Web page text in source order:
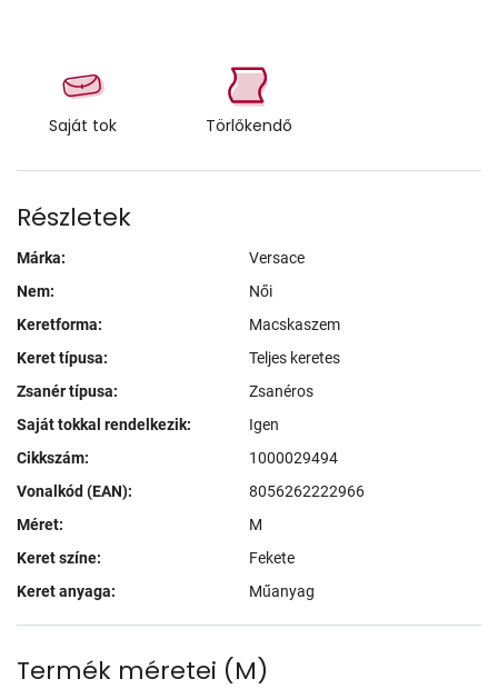
Saját tok Törlőkendő
Részletek
Márka:
Versace
Nem:
Női
Keretforma:
Macskaszem
Keret típusa:
Teljes keretes
Zsanér típusa:
Zsanéros
Saját tokkal rendelkezik:
Igen
Cikkszám:
1000029494
Vonalkód (EAN):
8056262222966
Méret:
M
Keret színe:
Fekete
Keret anyaga:
Műanyag
Termék méretei (M)